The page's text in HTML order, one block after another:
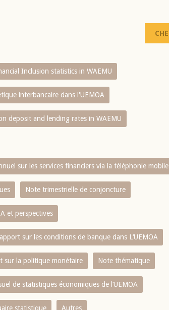
Inclusion statistics in WAEMU
interbancaire dans l'UEMOA
deposit and lending rates in WAEMU
sur les services financiers via la téléphonie mobile
Note trimestrielle de conjoncture
et perspectives
sur les conditions de banque dans L‘UEMOA
sur la politique monétaire Note thématique
de statistiques économiques de l‘UEMOA
statistique Autres